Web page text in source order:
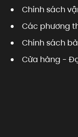
Chính sách
Các phương
Chính sách
Cửa hàng -